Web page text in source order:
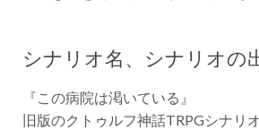
シナリオ名、シナリオの
『この病院は渇いている』
旧版のクトゥルフ神話TRPGシナリ